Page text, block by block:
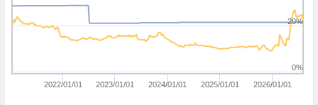
2022/01/01 2023/01/01 2024/01/01 2025/01/01 2026/01/01
0%
20%